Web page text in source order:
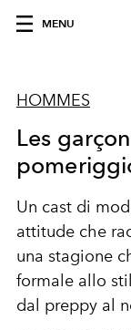
MENU
HOMMES
Les
Un cast di
attitude che
una stagione
formale allo
dal preppy al